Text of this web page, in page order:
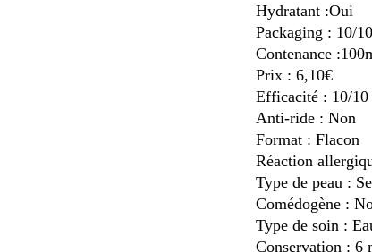
Hydratant :Oui
Packaging : 10/10
Contenance
Prix : 6,10€
Efficacité : 10/10
Anti-ride : Non
Format : Flacon
Réaction
Type de peau :
Comédogène :
Type de soin :
Conservation : 6